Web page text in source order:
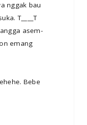
nggak bau
T____T
asem-
emang
Bebe